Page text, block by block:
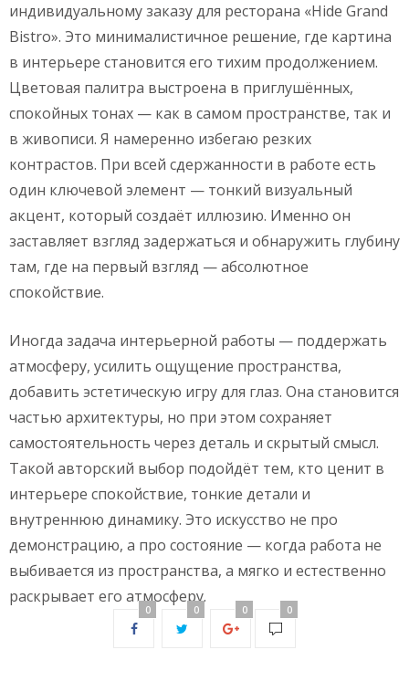
индивидуальному заказу для ресторана «Hide Grand
Bistro». Это минималистичное решение, где картина
в интерьере становится его тихим продолжением.
Цветовая палитра выстроена в приглушённых,
спокойных тонах — как в самом пространстве, так и
в живописи. Я намеренно избегаю резких
контрастов. При всей сдержанности в работе есть
один ключевой элемент — тонкий визуальный
акцент, который создаёт иллюзию. Именно он
заставляет взгляд задержаться и обнаружить глубину
там, где на первый взгляд — абсолютное
спокойствие.
Иногда задача интерьерной работы — поддержать
атмосферу, усилить ощущение пространства,
добавить эстетическую игру для глаз. Она становится
частью архитектуры, но при этом сохраняет
самостоятельность через деталь и скрытый смысл.
Такой авторский выбор подойдёт тем, кто ценит в
интерьере спокойствие, тонкие детали и
внутреннюю динамику. Это искусство не про
демонстрацию, а про состояние — когда работа не
выбивается из пространства, а мягко и естественно
раскрывает его атмосферу.
0 0 0 0